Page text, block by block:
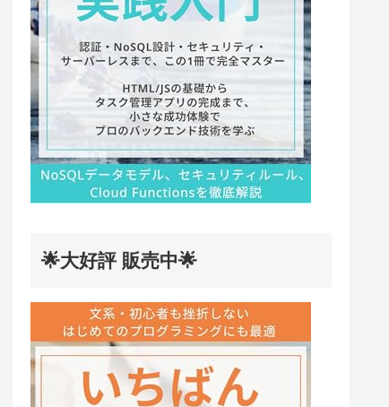
🌟大好評 販売中🌟